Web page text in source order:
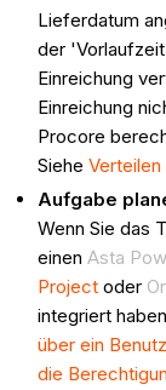
Lieferdatum
der
Einreichung
Einreichung
Procore
SieheVerteilen
Aufgabe
Wenn Sie das
einenAsta
Project oder
integriert
über ein
die